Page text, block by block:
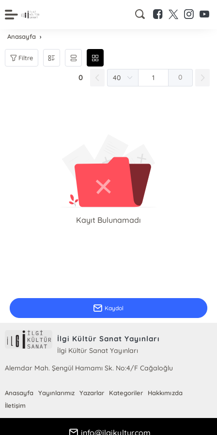
Anasayfa
Filtre
0 0
Kayıt Bulunamadı
Kaydol
İlgi Kültür Sanat Yayınları
İlgi Kültür Sanat Yayınları
Alemdar Mah. Şengül Hamamı Sk. No:4/F Cağaloğlu
Anasayfa Yayınlarımız Yazarlar Kategoriler
Hakkımızda
İletişim
info@ilgikultur.com